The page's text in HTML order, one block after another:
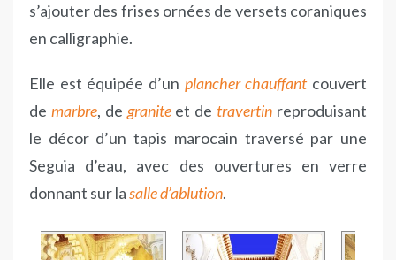
s’ajouter des frises ornées de versets coraniques
en calligraphie.
Elle est équipée d’un plancher chauffantcouvert
de marbre, de graniteet de travertin reproduisant
le décor d’un tapis marocain traversé par une
Seguia d’eau, avec des ouvertures en verre
donnant sur lasalle d’ablution.